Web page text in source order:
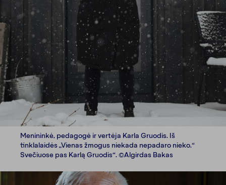
Menininkė, pedagogė ir vertėja Karla Gruodis. Iš
tinklalaidės „Vienas žmogus niekada nepadaro nieko.“
Svečiuose pas Karlą Gruodis“. ©Algirdas Bakas